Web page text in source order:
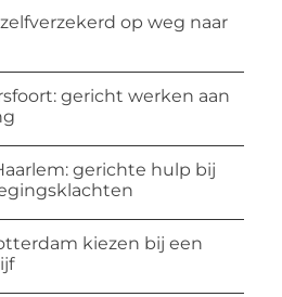
op weg naar
gericht werken aan
gerichte hulp bij
kiezen bij een